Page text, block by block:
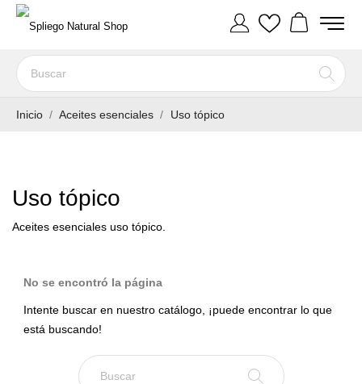
Inicio Aceites esenciales Uso tópico
Uso tópico
Aceites esenciales uso tópico.
No se encontró la página
Intente buscar en nuestro catálogo, ¡puede encontrar lo que
está buscando!